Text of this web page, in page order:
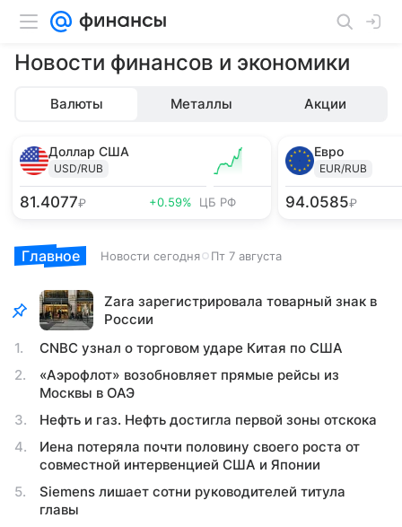
Новости финансов и экономики
Валюты Металлы Акции
Доллар США
USD/RUB
81.4077₽ +0.59% ЦБ РФ
Евро
EUR/RUB
94.0585₽
Главное Новости сегодня Пт 7 августа
Zara зарегистрировала товарный знак в
России
CNBC узнал о торговом ударе Китая по США
«Аэрофлот» возобновляет прямые рейсы из
Москвы в ОАЭ
Нефть и газ. Нефть достигла первой зоны отскока
Иена потеряла почти половину своего роста от
совместной интервенцией США и Японии
Siemens лишает сотни руководителей титула
главы